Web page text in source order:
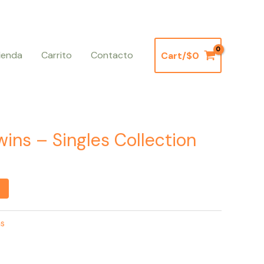
Carrito Contacto Cart/$0
– Singles Collection